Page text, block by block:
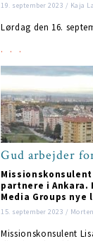
19. september 2023 / Kaja
Lørdag den 16.
Gud arbejder
Missionskonsulent
partnere i
Media Groups nye
15. september 2023 /
Missionskonsulent